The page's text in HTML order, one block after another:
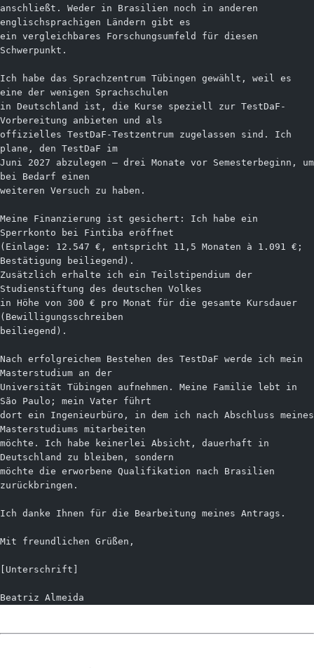
anschließt. Weder in Brasilien noch in anderen
englischsprachigen Ländern gibt es
ein vergleichbares Forschungsumfeld für diesen
Schwerpunkt.
Ich habe das Sprachzentrum Tübingen gewählt, weil es
eine der wenigen Sprachschulen
in Deutschland ist, die Kurse speziell zur TestDaF-
Vorbereitung anbieten und als
offizielles TestDaF-Testzentrum zugelassen sind. Ich
plane, den TestDaF im
Juni 2027 abzulegen — drei Monate vor Semesterbeginn, um
bei Bedarf einen
weiteren Versuch zu haben.
Meine Finanzierung ist gesichert: Ich habe ein
Sperrkonto bei Fintiba eröffnet
(Einlage: 12.547 €, entspricht 11,5 Monaten à 1.091 €;
Bestätigung beiliegend).
Zusätzlich erhalte ich ein Teilstipendium der
Studienstiftung des deutschen Volkes
in Höhe von 300 € pro Monat für die gesamte Kursdauer
(Bewilligungsschreiben
beiliegend).
Nach erfolgreichem Bestehen des TestDaF werde ich mein
Masterstudium an der
Universität Tübingen aufnehmen. Meine Familie lebt in
São Paulo; mein Vater führt
dort ein Ingenieurbüro, in dem ich nach Abschluss meines
Masterstudiums mitarbeiten
möchte. Ich habe keinerlei Absicht, dauerhaft in
Deutschland zu bleiben, sondern
möchte die erworbene Qualifikation nach Brasilien
zurückbringen.
Ich danke Ihnen für die Bearbeitung meines Antrags.
Mit freundlichen Grüßen,
[Unterschrift]
Beatriz Almeida